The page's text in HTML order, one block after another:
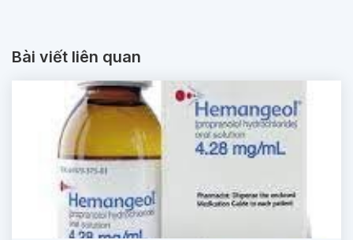
Bài viết liên quan